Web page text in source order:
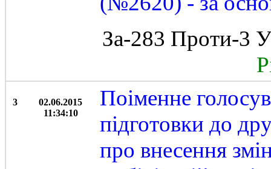
За-283 Проти-3
3
02.06.2015
11:34:10
Поіменне
підготовки до
про внесення